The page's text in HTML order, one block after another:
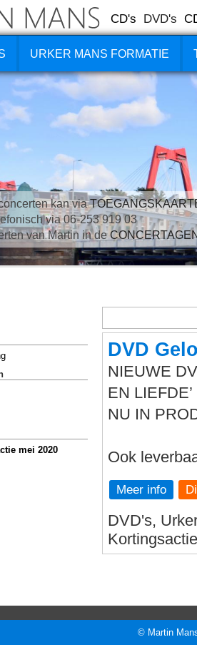
CD's DVD's
URKER MANS FORMATIE
kan via
via 06-253 919 03
van Martin in de
mei 2020
DVD
NIEUWE
EN LIEFDE’
NU IN
Ook
Meer info
DVD's,
© Martin